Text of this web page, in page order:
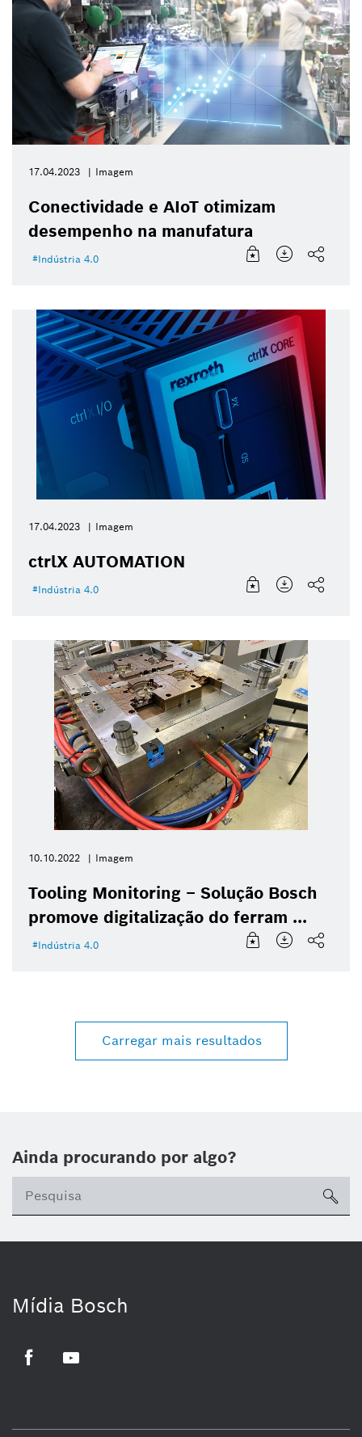
17.04.2023 Imagem
Conectividade e AIoT otimizam
desempenho na manufatura
Indústria 4.0
17.04.2023 Imagem
ctrlX AUTOMATION
Indústria 4.0
10.10.2022 Imagem
Tooling Monitoring – Solução Bosch
promove digitalização do ferram ...
Indústria 4.0
Carregar mais resultados
Ainda procurando por algo?
Mídia Bosch